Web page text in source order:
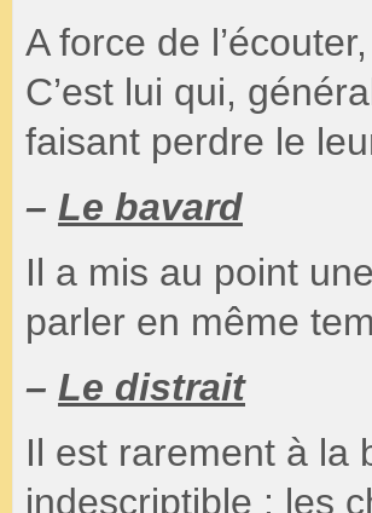
A force de
C’est lui qui,
faisant perdre le
– Le bavard
Il a mis au point
parler en même
– Le distrait
Il est rarement à la
indescriptible : les